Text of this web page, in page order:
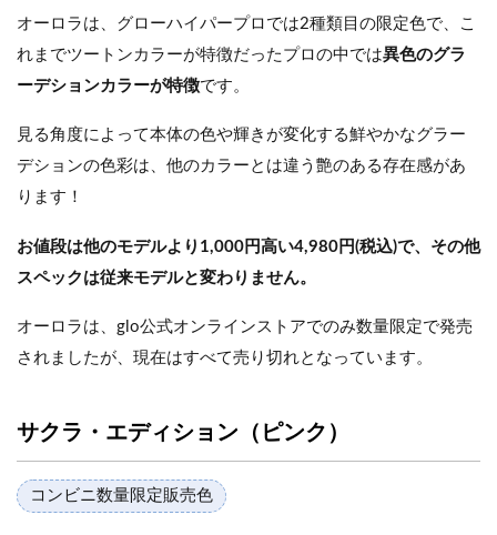
オーロラは、グローハイパープロでは2種類目の限定色で、こ
れまでツートンカラーが特徴だったプロの中では異色のグラ
ーデションカラーが特徴です。
見る角度によって本体の色や輝きが変化する鮮やかなグラー
デションの色彩は、他のカラーとは違う艶のある存在感があ
ります！
お値段は他のモデルより1,000円高い4,980円(税込)で、その他
スペックは従来モデルと変わりません。
オーロラは、glo公式オンラインストアでのみ数量限定で発売
されましたが、現在はすべて売り切れとなっています。
サクラ・エディション（ピンク）
コンビニ数量限定販売色